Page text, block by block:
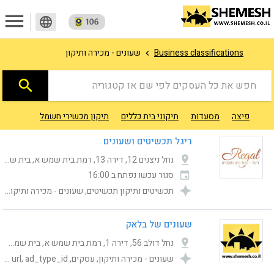
language
menu
Business classifications שעונים - מכירה ותיקון
חפש את כל העסקים לפי שם או קטגוריה search
פיצה מסעדות תיקוני בית כללים תיקון מכשירי חשמל
ריגל תכשיטים ושעונים
נחל ניצנים 12, דירה 13, רמת בית שמש א, בית שמש, Jerusalem District, ישראל
סגור עכשו נפתח ב 16:00
תכשיטים ותיקון תכשיטים, שעונים - מכירה ותיקון, עסקים, Category, publishing_status, shemesh_location_address, Online ordering url, ad_type_id
שעונים של בלאק
נחל דולב 56, דירה 1, רמת בית שמש א, בית שמש, ישראל
שעונים - מכירה ותיקון, עסקים, Category, publishing_status, shemesh_location_address, Online ordering url, ad_type_id